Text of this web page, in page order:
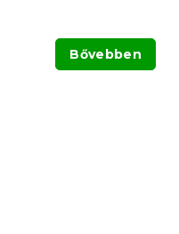
Bővebben